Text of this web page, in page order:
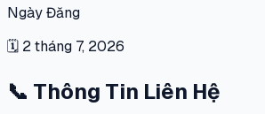
Ngày Đăng
🗓 2 tháng 7, 2026
📞 Thông Tin Liên Hệ